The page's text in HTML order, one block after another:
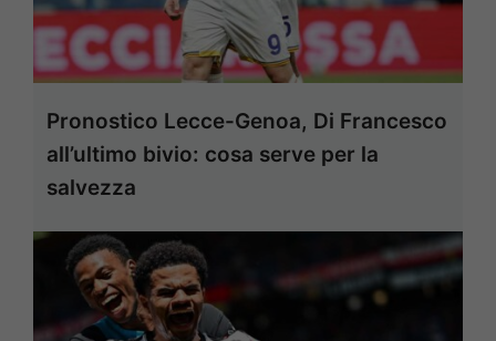
Pronostico Lecce-Genoa, Di Francesco
all’ultimo bivio: cosa serve per la
salvezza